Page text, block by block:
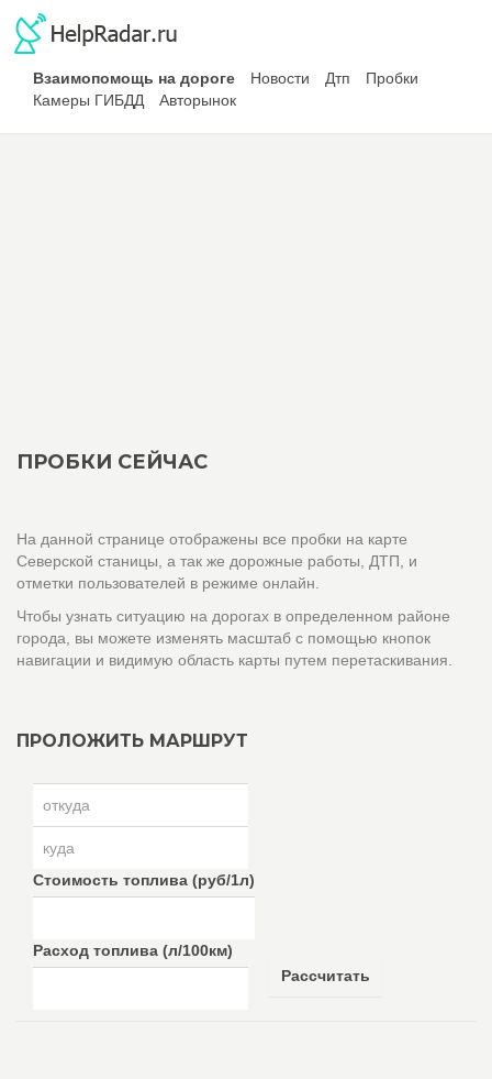
Взаимопомощь на дороге Новости Дтп
Пробки
Камеры ГИБДД
Авторынок
ПРОБКИ СЕЙЧАС
На данной странице отображены все пробки на карте
Северской станицы, а так же дорожные работы, ДТП, и
отметки пользователей в режиме онлайн.
Чтобы узнать ситуацию на дорогах в определенном районе
города, вы можете изменять масштаб с помощью кнопок
навигации и видимую область карты путем перетаскивания.
ПРОЛОЖИТЬ МАРШРУТ
Стоимость топлива (руб/1л)
Расход топлива (л/100км)
Рассчитать